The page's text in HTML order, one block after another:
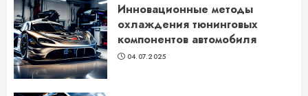
Инновационные методы
охлаждения тюнинговых
компонентов автомобиля
04.07.2025